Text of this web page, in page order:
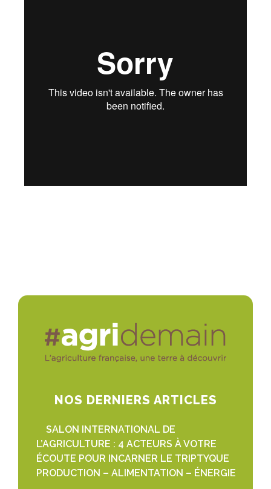
NOS DERNIERS ARTICLES
SALON INTERNATIONAL DE
L’AGRICULTURE : 4 ACTEURS À VOTRE
ÉCOUTE POUR INCARNER LE TRIPTYQUE
PRODUCTION – ALIMENTATION – ÉNERGIE